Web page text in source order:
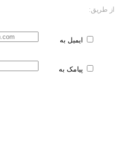
از طریق:
ایمیل به
پیامک به